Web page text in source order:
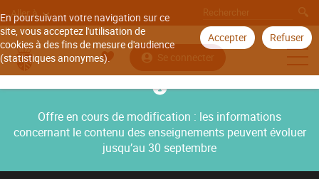
En poursuivant votre navigation sur ce
site, vous acceptez l'utilisation de
cookies à des fins de mesure d'audience
(statistiques anonymes).
Accepter Refuser
Aller à
Se connecter
Offre en cours de modification : les informations
concernant le contenu des enseignements peuvent évoluer
jusqu’au 30 septembre